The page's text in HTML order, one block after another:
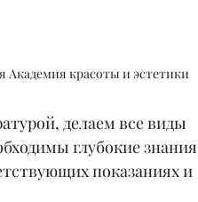
Академия красоты и эстетики
делаем все виды
глубокие
показаниях и